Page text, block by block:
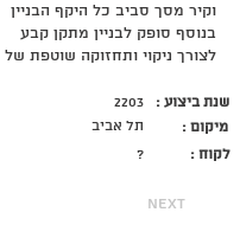
וקיר מסך סביב כל היקף הבניין
בנוסף סופק לבניין מתקן קבע
לצורך ניקוי ותחזוקה שוטפת של
2203
תל אביב
?
שנת ביצוע :
מיקום :
לקוח :
next